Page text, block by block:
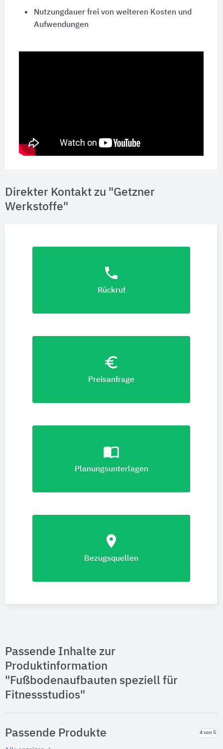
Nutzungdauer frei von weiteren Kosten und
Aufwendungen
Direkter Kontakt zu "Getzner
Werkstoffe"
phone
Rückruf
euro_symbol
Preisanfrage
import_contacts
Planungsunterlagen
location_on
Bezugsquellen
Passende Inhalte zur
Produktinformation
"Fußbodenaufbauten speziell für
Fitnessstudios"
Passende Produkte 4 von 5